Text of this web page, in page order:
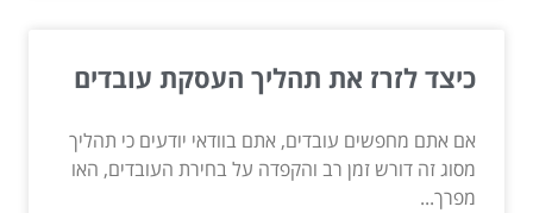
כיצד לזרז את תהליך העסקת עובדים
אם אתם מחפשים עובדים, אתם בוודאי יודעים כי תהליך
מסוג זה דורש זמן רב והקפדה על בחירת העובדים, האו
מפרך...